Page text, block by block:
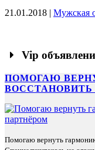
21.01.2018 | Мужская
Vip
ПОМОГАЮ
ВОССТАНОВИТЬ
Помогаю вернуть